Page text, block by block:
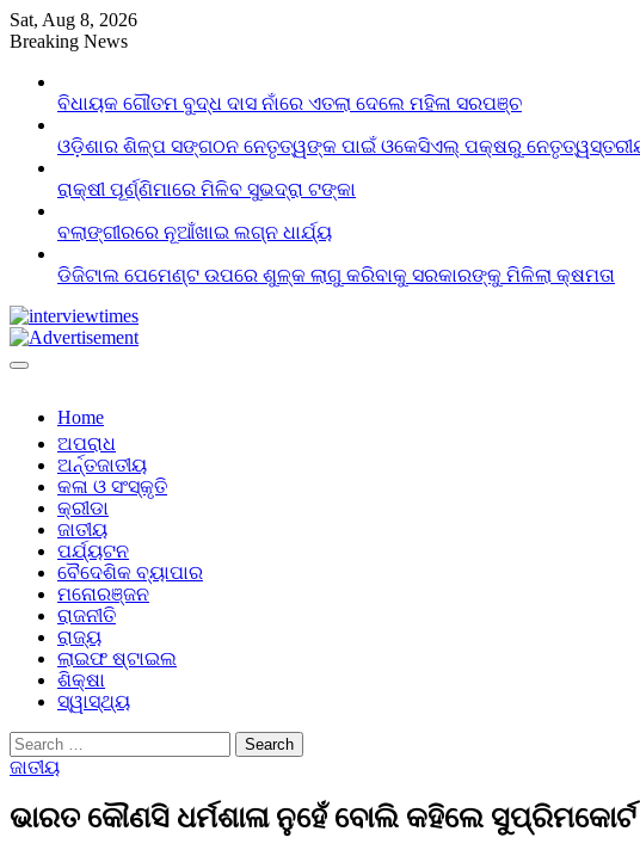
Skip
to
Sat, Aug 8, 2026
Breaking News
ବିଧାୟକ ଗୌତମ ବୁଦ୍ଧ ଦାସ ନାଁରେ ଏତଲା ଦେଲେ ମହିଳା ସରପଞ୍ଚ
ଓଡ଼ିଶାର ଶିଳ୍ପ ସଙ୍ଗଠନ ନେତୃତ୍ୱଙ୍କ ପାଇଁ ଓକେସିଏଲ୍ ପକ୍ଷରୁ ନେତୃତ୍ୱସ୍ତରୀୟ
ରାକ୍ଷୀ ପୂର୍ଣ୍ଣିମାରେ ମିଳିବ ସୁଭଦ୍ରା ଟଙ୍କା
ବଲାଙ୍ଗୀରରେ ନୂଆଁଖାଇ ଲଗ୍ନ ଧାର୍ଯ୍ୟ
ଡିଜିଟାଲ ପେମେଣ୍ଟ ଉପରେ ଶୁଳ୍କ ଲାଗୁ କରିବାକୁ ସରକାରଙ୍କୁ ମିଳିଲା କ୍ଷମତା
Home
ଅପରାଧ
ଅର୍ନ୍ତଜାତୀୟ
କଳା ଓ ସଂସ୍କୃତି
କ୍ରୀଡା
ଜାତୀୟ
ପର୍ଯ୍ୟଟନ
ବୈଦେଶିକ ବ୍ୟାପାର
ମନୋରଞ୍ଜନ
ରାଜନୀତି
ରାଜ୍ୟ
ଲାଇଫ ଷ୍ଟାଇଲ
ଶିକ୍ଷା
ସ୍ୱାସ୍ଥ୍ୟ
Search
for:
ଜାତୀୟ
ଭାରତ କୌଣସି ଧର୍ମଶାଳା ନୁହେଁ ବୋଲି କହିଲେ ସୁପ୍ରିମକୋର୍ଟ